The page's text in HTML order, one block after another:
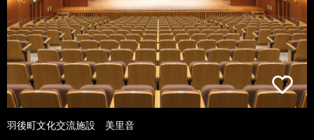
羽後町文化交流施設 美里音